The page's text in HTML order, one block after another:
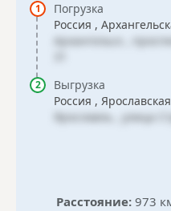
Погрузка
Россия ,
Архангельск ,
Выгрузка
Россия ,
Ярославль , улица
Расстояние: 973